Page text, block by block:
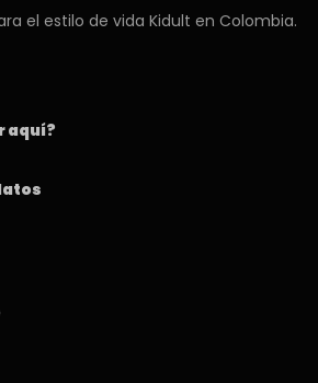
el estilo de vida Kidult en Colombia.
aquí?